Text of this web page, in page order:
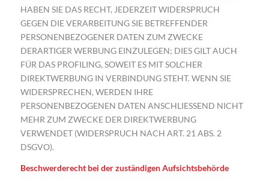
HABEN SIE DAS RECHT, JEDERZEIT WIDERSPRUCH
GEGEN DIE VERARBEITUNG SIE BETREFFENDER
PERSONENBEZOGENER DATEN ZUM ZWECKE
DERARTIGER WERBUNG EINZULEGEN; DIES GILT AUCH
FÜR DAS PROFILING, SOWEIT ES MIT SOLCHER
DIREKTWERBUNG IN VERBINDUNG STEHT. WENN SIE
WIDERSPRECHEN, WERDEN IHRE
PERSONENBEZOGENEN DATEN ANSCHLIESSEND NICHT
MEHR ZUM ZWECKE DER DIREKTWERBUNG
VERWENDET (WIDERSPRUCH NACH ART. 21 ABS. 2
DSGVO).
Beschwerderecht bei der zuständigen Aufsichtsbehörde